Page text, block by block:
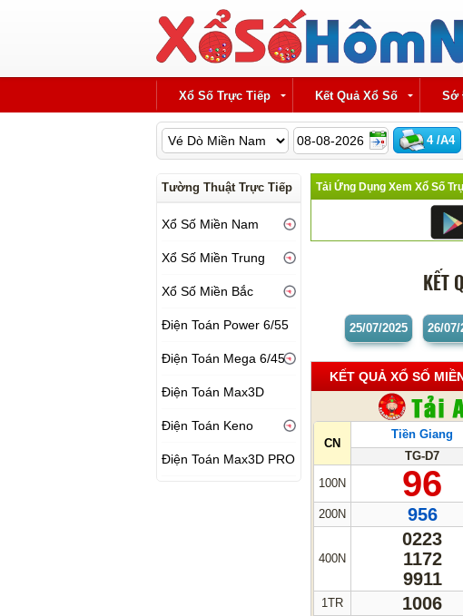
Xổ Số Trực Tiếp Kết Quả Xổ Số Sớ
Tải Ứng Dụng Xem Xổ Số
KẾT
25/07/2025 26/07/
KẾT QUẢ XỔ SỐ
CN
100N
200N
400N
1TR
Tiền Giang
TG-D7
96
956
0223
1172
9911
1006
Tường Thuật Trực Tiếp
Xổ Số Miền Nam
Xổ Số Miền Trung
Xổ Số Miền Bắc
Điện Toán Power 6/55
Điện Toán Mega 6/45
Điện Toán Max3D
Điện Toán Keno
Điện Toán Max3D PRO